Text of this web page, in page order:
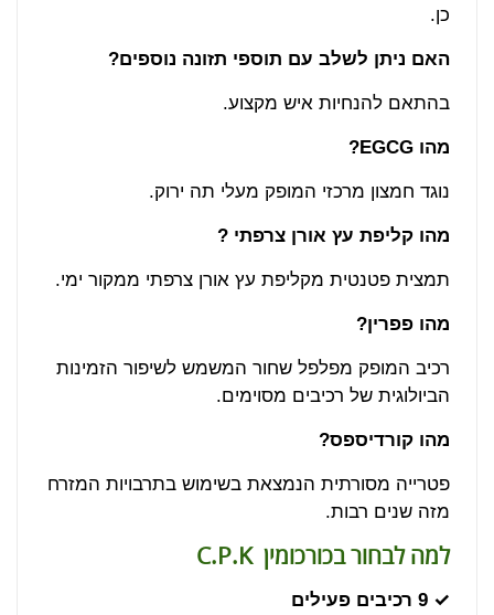
כן.
האם ניתן לשלב עם תוספי תזונה נוספים?
בהתאם להנחיות איש מקצוע.
מהו
נוגד חמצון מרכזי המופק מעלי תה ירוק.
מהו קליפת עץ אורן צרפתי ?
תמצית פטנטית מקליפת עץ אורן צרפתי ממקור ימי.
מהו פפרין?
רכיב המופק מפלפל שחור המשמש לשיפור הזמינות
הביולוגית של רכיבים מסוימים.
מהו קורדיספס?
פטרייה מסורתית הנמצאת בשימוש בתרבויות המזרח
מזה שנים רבות.
למה לבחור בכורכומין C.P.K
✓ 9 רכיבים פעילים